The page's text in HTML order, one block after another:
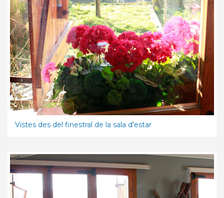
Vistes des del finestral de la sala d'estar